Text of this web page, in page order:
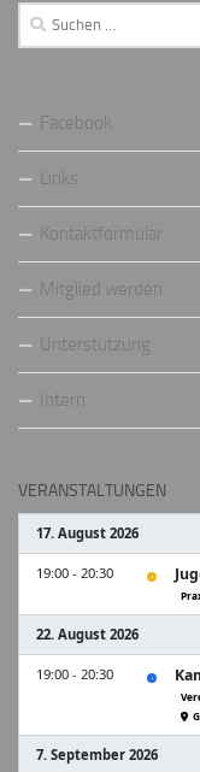
Suchen
nach:
Facebook
Links
Kontaktformular
Mitglied werden
Unterstützung
Intern
VERANSTALTUNGEN